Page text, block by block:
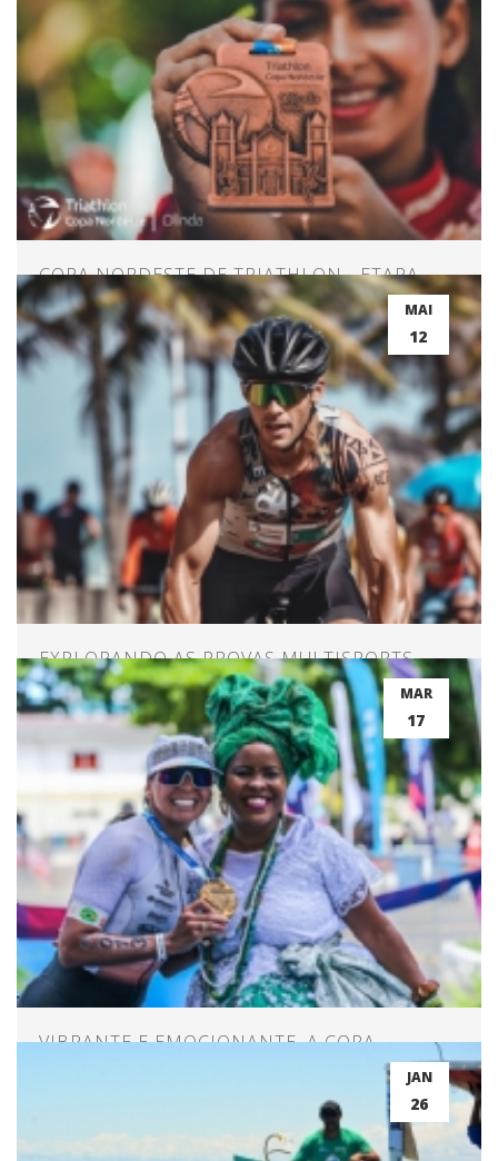
COPA NORDESTE DE TRIATHLON - ETAPA
OLINDA
MAI
12
EXPLORANDO AS PROVAS MULTISPORTS
MAR
17
VIBRANTE E EMOCIONANTE, A COPA
NORDESTE DE TRIATHLON EM SALVADOR!
JAN
26